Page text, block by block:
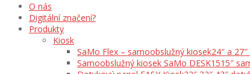
O nás
Digitální značení?
Produkty
Kiosk
SaMo Flex – samoobslužný kiosek24″ a
Samoobslužný kiosek SaMo DESK1515″